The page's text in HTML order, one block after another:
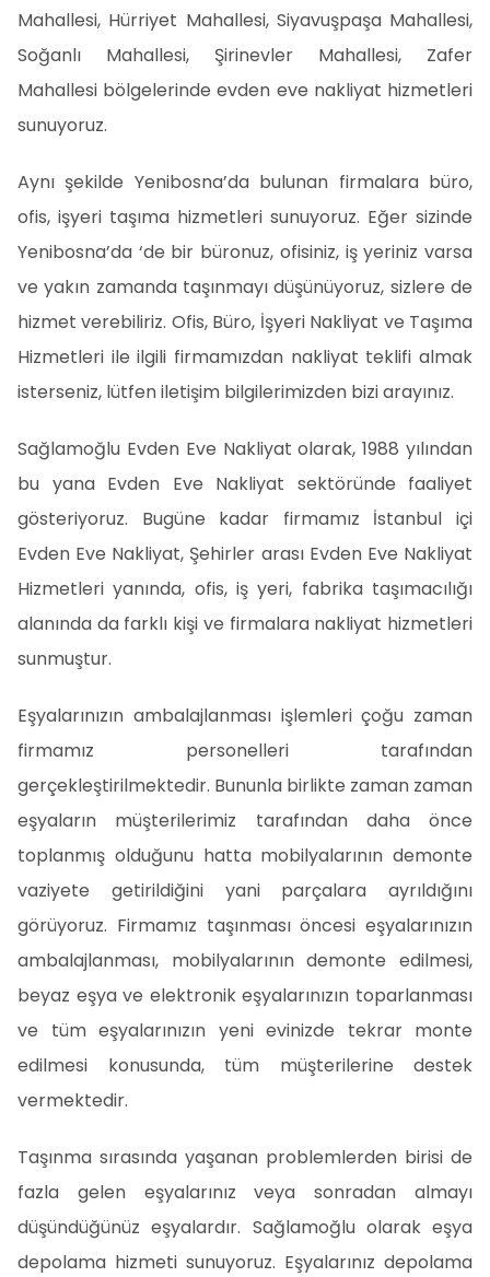
Mahallesi, Hürriyet Mahallesi, Siyavuşpaşa Mahallesi,
Soğanlı Mahallesi, Şirinevler Mahallesi, Zafer
Mahallesi bölgelerinde evden eve nakliyat hizmetleri
sunuyoruz.
Aynı şekilde Yenibosna’da bulunan firmalara büro,
ofis, işyeri taşıma hizmetleri sunuyoruz. Eğer sizinde
Yenibosna’da ‘de bir büronuz, ofisiniz, iş yeriniz varsa
ve yakın zamanda taşınmayı düşünüyoruz, sizlere de
hizmet verebiliriz. Ofis, Büro, İşyeri Nakliyat ve Taşıma
Hizmetleri ile ilgili firmamızdan nakliyat teklifi almak
isterseniz, lütfen iletişim bilgilerimizden bizi arayınız.
Sağlamoğlu Evden Eve Nakliyat olarak, 1988 yılından
bu yana Evden Eve Nakliyat sektöründe faaliyet
gösteriyoruz. Bugüne kadar firmamız İstanbul içi
Evden Eve Nakliyat, Şehirler arası Evden Eve Nakliyat
Hizmetleri yanında, ofis, iş yeri, fabrika taşımacılığı
alanında da farklı kişi ve firmalara nakliyat hizmetleri
sunmuştur.
Eşyalarınızın ambalajlanması işlemleri çoğu zaman
firmamız personelleri tarafından
gerçekleştirilmektedir. Bununla birlikte zaman zaman
eşyaların müşterilerimiz tarafından daha önce
toplanmış olduğunu hatta mobilyalarının demonte
vaziyete getirildiğini yani parçalara ayrıldığını
görüyoruz. Firmamız taşınması öncesi eşyalarınızın
ambalajlanması, mobilyalarının demonte edilmesi,
beyaz eşya ve elektronik eşyalarınızın toparlanması
ve tüm eşyalarınızın yeni evinizde tekrar monte
edilmesi konusunda, tüm müşterilerine destek
vermektedir.
Taşınma sırasında yaşanan problemlerden birisi de
fazla gelen eşyalarınız veya sonradan almayı
düşündüğünüz eşyalardır. Sağlamoğlu olarak eşya
depolama hizmeti sunuyoruz. Eşyalarınız depolama